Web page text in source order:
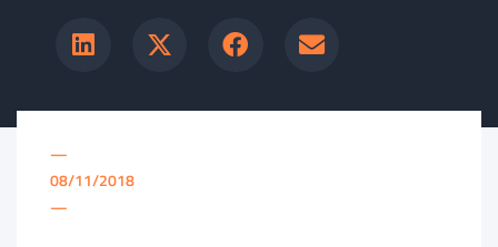
—
08/11/2018
—